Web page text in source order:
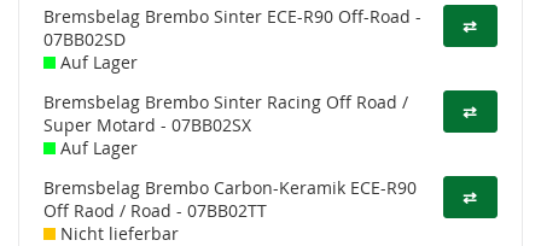
⇄
Bremsbelag Brembo Sinter ECE-R90 Off-Road -
07BB02SD
Auf Lager
⇄
Bremsbelag Brembo Sinter Racing Off Road /
Super Motard - 07BB02SX
Auf Lager
⇄
Bremsbelag Brembo Carbon-Keramik ECE-R90
Off Raod / Road - 07BB02TT
Nicht lieferbar